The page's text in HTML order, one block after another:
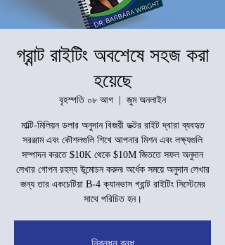
গ্রান্ট রাইটিং অবশেষে সহজ করা
হয়েছে
বৃহস্পতি ০৮ আগ
  |
জুম অনলাইন
মাল্টি-মিলিয়ন ডলার অনুদান বিজয়ী ডক্টর রাইট দ্বারা ব্যবহৃত
সরঞ্জাম এবং কৌশলগুলি শিখে আপনার মিশন এবং লক্ষ্যগুলি
সম্পাদন করতে $10K থেকে $10M জিততে সফল অনুদান
লেখার গোপন রহস্য উন্মোচন করুন৷ অর্ধেক সময়ে অনুদান লেখার
জন্য তার একচেটিয়া B-4 ক্যানভাস গ্রান্ট রাইটিং সিস্টেমের
সাথে পরিচিত হন।